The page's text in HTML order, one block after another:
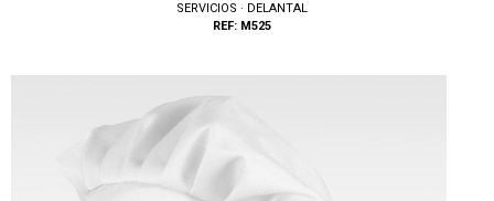
SERVICIOS · DELANTAL
REF: M525